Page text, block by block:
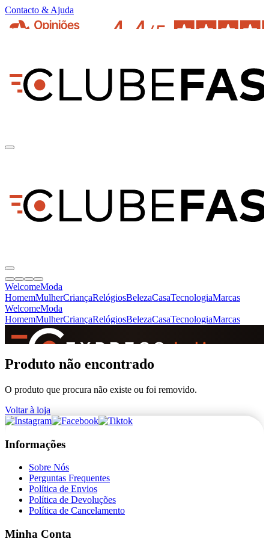
Contacto & Ajuda
WelcomeModa
HomemMulherCriançaRelógiosBelezaCasaTecnologiaMarcas
WelcomeModa
HomemMulherCriançaRelógiosBelezaCasaTecnologiaMarcas
+de 36.000 reviews
Produto não encontrado
O produto que procura não existe ou foi removido.
Voltar à loja
Informações
Sobre Nós
Perguntas Frequentes
Política de Envios
Política de Devoluções
Política de Cancelamento
Minha Conta